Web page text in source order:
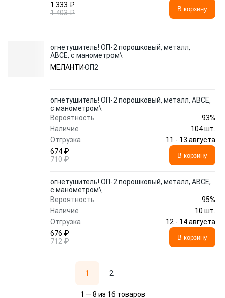
1 333 ₽
1 403 ₽
В корзину
огнетушитель! ОП-2 порошковый, металл,
ABCE, с манометром\
МЕЛАНТИ ОП2
огнетушитель! ОП-2 порошковый, металл, ABCE,
с манометром\
Вероятность
93%
Наличие
104 шт.
Отгрузка
11 - 13 августа
674 ₽
710 ₽
В корзину
огнетушитель! ОП-2 порошковый, металл, ABCE,
с манометром\
Вероятность
95%
Наличие
10 шт.
Отгрузка
12 - 14 августа
676 ₽
712 ₽
В корзину
1 2
1 — 8 из 16 товаров